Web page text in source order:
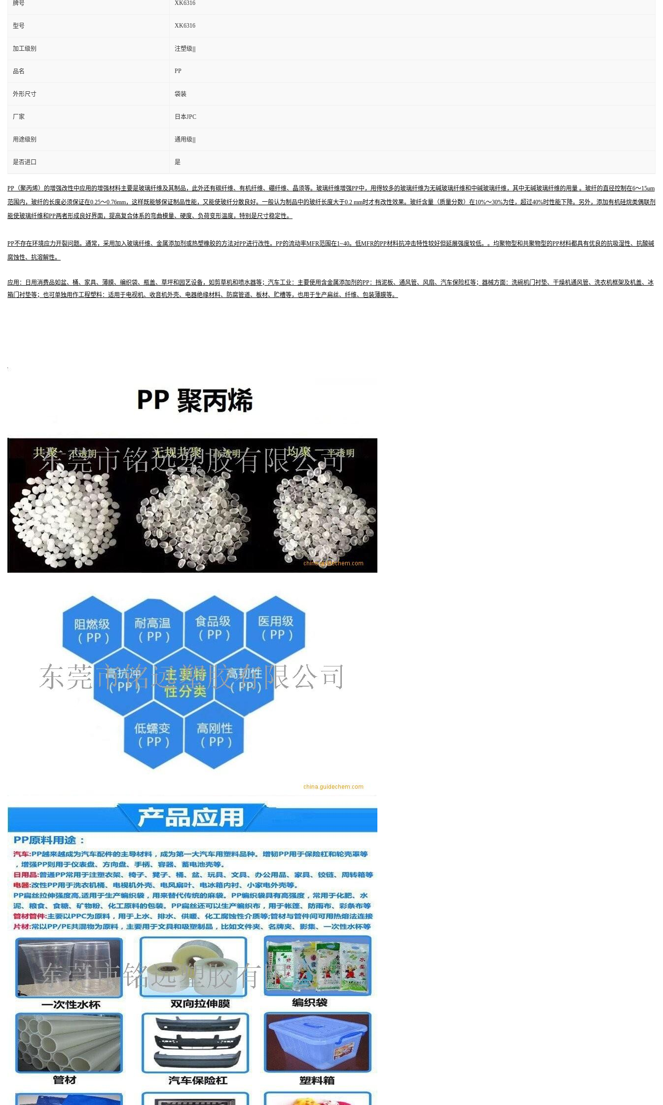
牌号 XK6316
型号 XK6316
加工级别 注塑级|||
品名 PP
外形尺寸 袋装
厂家 日本JPC
用途级别 通用级|||
是否进口 是
PP（聚丙烯）的增强改性中应用的增强材料主要是玻璃纤维及其制品，此外还有碳纤维、有机纤维、硼纤维、晶须等。玻璃纤维增强PP中，用得较多的玻璃纤维为无碱玻璃纤维和中碱玻璃纤维，其中无碱玻璃纤维的用量 。玻纤的直径控制在6～15μm
范围内，玻纤的长度必须保证在0.25～0.76mm，这样既能够保证制品性能，又能使玻纤分散良好。一般认为制品中的玻纤长度大于0.2 mm时才有改性效果。玻纤含量（质量分数）在10%～30%为佳，超过40%时性能下降。另外，添加有机硅烷类偶联剂
能使玻璃纤维和PP两者形成良好界面，提高复合体系的弯曲模量、硬度、负荷变形温度，特别是尺寸稳定性。
PP不存在环境应力开裂问题。通常，采用加入玻璃纤维、金属添加剂或热塑橡胶的方法对PP进行改性。PP的流动率MFR范围在1~40。低MFR的PP材料抗冲击特性较好但延展强度较低。。均聚物型和共聚物型的PP材料都具有优良的抗吸湿性、抗酸碱
腐蚀性、抗溶解性。
应用：日用消费品如盆、桶、家具、薄膜、编织袋、瓶盖、草坪和园艺设备，如剪草机和喷水器等；汽车工业：主要使用含金属添加剂的PP：挡泥板、通风管、风扇、汽车保险杠等；器械方面：洗碗机门衬垫、干燥机通风管、洗衣机框架及机盖、冰
箱门衬垫等；也可单独用作工程塑料：适用于电视机、收音机外壳、电器绝缘材料、防腐管道、板材、贮槽等，也用于生产扁丝、纤维、包装薄膜等。